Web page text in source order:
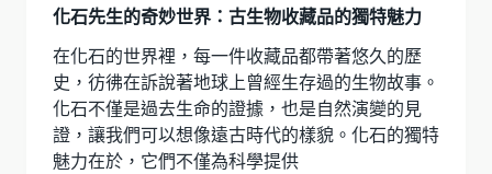
化石先生的奇妙世界：古生物收藏品的獨特魅力
在化石的世界裡，每一件收藏品都帶著悠久的歷
史，彷彿在訴說著地球上曾經生存過的生物故事。
化石不僅是過去生命的證據，也是自然演變的見
證，讓我們可以想像遠古時代的樣貌。化石的獨特
魅力在於，它們不僅為科學提供